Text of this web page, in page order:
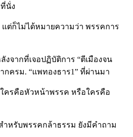
นั่ง
แต่ก็ไม่ได้หมายความว่า พรรคการ
จากที่เจอปฏิบัติการ “ตีเมืองจน
ครม. “แพทองธาร1” ที่ผ่านมา
ครคือหัวหน้าพรรค หรือใครคือ
ำหรับพรรคกล้าธรรม ยังมีคำถาม